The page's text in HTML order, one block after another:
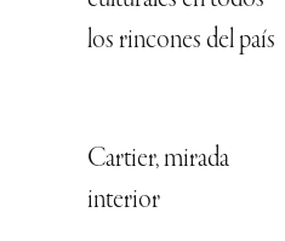
los rincones del país
Cartier, mirada
interior